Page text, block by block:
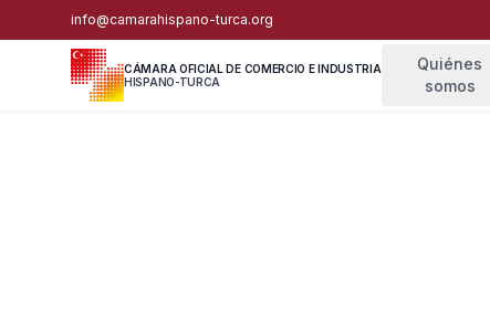
info@camarahispano-turca.org
CÁMARA OFICIAL DE COMERCIO E INDUSTRIA
HISPANO-TURCA
Quiénes
somos